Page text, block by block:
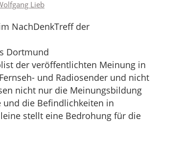
Lieb
NachDenkTreff der
Dortmund
der veröffentlichten Meinung in
und Radiosender und nicht
nicht nur die Meinungsbildung
und die Befindlichkeiten in
stellt eine Bedrohung für die